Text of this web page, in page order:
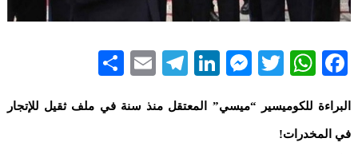
Facebook
WhatsApp
Twitter
Messenger
LinkedIn
Telegram
Email
البراءة للكوميسير “ميسي” المعتقل منذ سنة في ملف ثقيل للإتجار
في المخدرات!